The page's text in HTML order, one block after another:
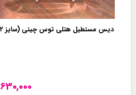
دیس مستطیل هتلی توس چینی (سایز ۱۲)
630,000